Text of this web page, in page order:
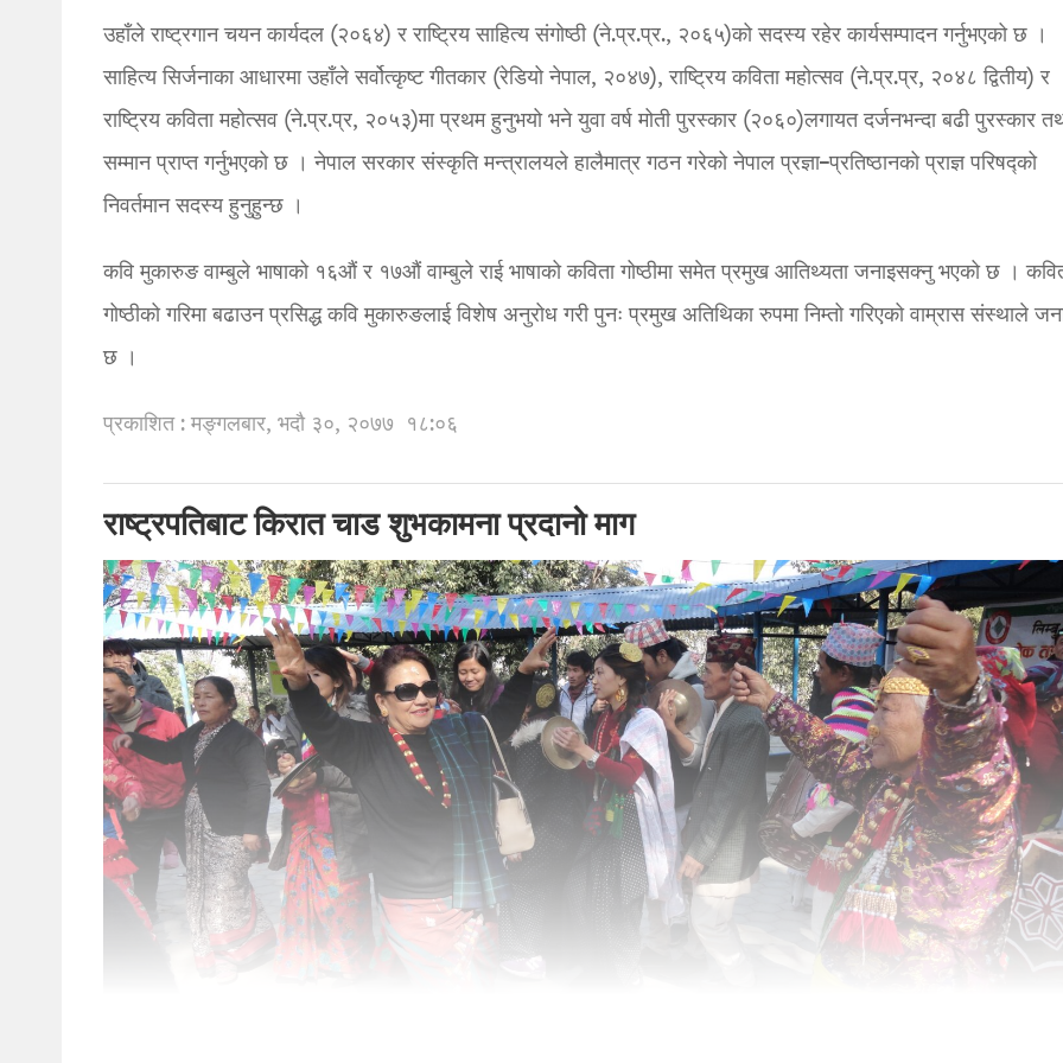
उहाँले राष्ट्रगान चयन कार्यदल (२०६४) र राष्ट्रिय साहित्य संगोष्ठी (ने.प्र.प्र., २०६५)को सदस्य रहेर कार्यसम्पादन गर्नुभएको छ ।
साहित्य सिर्जनाका आधारमा उहाँले सर्वोत्कृष्ट गीतकार (रेडियो नेपाल, २०४७), राष्ट्रिय कविता महोत्सव (ने.प्र.प्र, २०४८ द्वितीय) र
राष्ट्रिय कविता महोत्सव (ने.प्र.प्र, २०५३)मा प्रथम हुनुभयो भने युवा वर्ष मोती पुरस्कार (२०६०)लगायत दर्जनभन्दा बढी पुरस्कार
सम्मान प्राप्त गर्नुभएको छ । नेपाल सरकार संस्कृति मन्त्रालयले हालैमात्र गठन गरेको नेपाल प्रज्ञा–प्रतिष्ठानको प्राज्ञ परिषद्को
निवर्तमान सदस्य हुनुहुन्छ ।
कवि मुकारुङ वाम्बुले भाषाको १६औं र १७औं वाम्बुले राई भाषाको कविता गोष्ठीमा समेत प्रमुख आतिथ्यता जनाइसक्नु भएको छ ।
गोष्ठीको गरिमा बढाउन प्रसिद्ध कवि मुकारुङलाई विशेष अनुरोध गरी पुनः प्रमुख अतिथिका रुपमा निम्तो गरिएको वाम्रास संस्थाले
छ ।
प्रकाशित : मङ्गलबार, भदौ ३०, २०७७ १८:०६
राष्ट्रपतिबाट किरात चाड शुभकामना प्रदानो माग